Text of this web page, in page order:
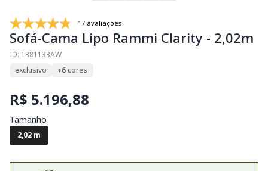
17 avaliações
Sofá-Cama Lipo Rammi Clarity - 2,02m
ID: 1381133AW
exclusivo
+6 cores
R$ 5.196,88
Tamanho
2,02 m